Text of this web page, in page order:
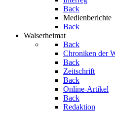
Back
Medienberichte
Back
Walserheimat
Back
Chroniken der
Back
Zeitschrift
Back
Online-Artikel
Back
Redaktion